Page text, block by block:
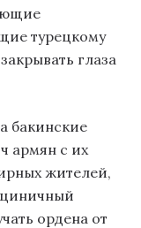
турецкому
глаза
бакинские
армян с их
жителей,
ордена от